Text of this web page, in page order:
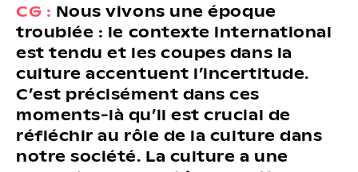
CG : Nous vivons une époque
troublée : le contexte international
est tendu et les coupes dans la
culture accentuent l’incertitude.
C’est précisément dans ces
moments-là qu’il est crucial de
réfléchir au rôle de la culture dans
notre société. La culture a une